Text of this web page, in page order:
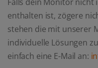
enthalten ist, zögere
stehen die mit unserer
individuelle Lösungen
einfach eine E-Mail an: